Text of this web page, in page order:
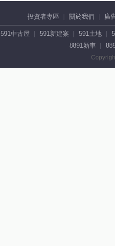
投資者專區 關於我們 廣
591中古屋 591新建案 591土地
8891新車